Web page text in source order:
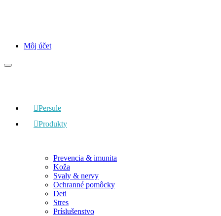
Môj účet
Persule
Produkty
Prevencia & imunita
Koža
Svaly & nervy
Ochranné pomôcky
Deti
Stres
Príslušenstvo